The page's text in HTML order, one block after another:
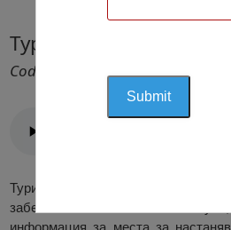
Туристически
Cod 2387
Туристически информационен
забележителност в обшина